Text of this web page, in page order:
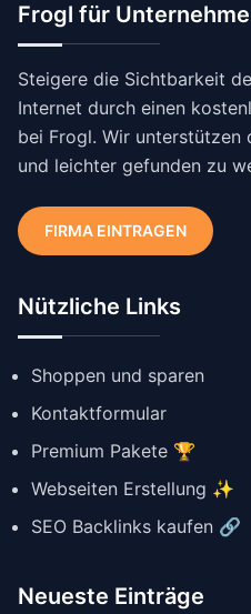
Frogl für
Steigere die Sichtbarkeit
Internet durch einen
bei Frogl. Wir unterstützen
und leichter gefunden zu
FIRMA EINTRAGEN
Nützliche Links
Shoppen und sparen
Kontaktformular
Premium Pakete 🏆
Webseiten Erstellung ✨
SEO Backlinks kaufen 🔗
Neueste Einträge